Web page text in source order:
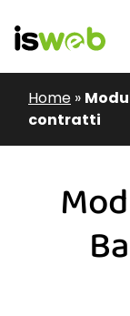
Home »
contratti